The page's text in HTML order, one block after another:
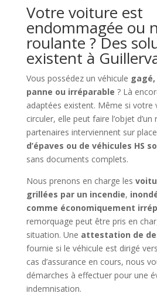
Votre voiture est
endommagée ou
roulante ? Des
existent à
Vous possédez un véhicule
panne ou irréparable ? Là
adaptées existent. Même si votre
circuler, elle peut faire l’objet d’un
partenaires interviennent sur place
d’épaves ou de véhicules HS
sans documents complets.
Nous prenons en charge les
grillées par un incendie,
comme économiquement
remorquage peut être pris en
situation. Une attestation de
fournie si le véhicule est dirigé
cas d’assurance en cours, nous
démarches à effectuer pour une
indemnisation.